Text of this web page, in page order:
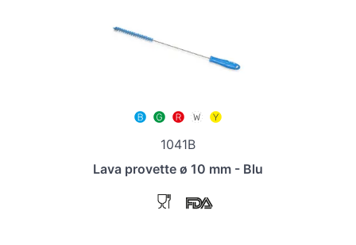
1041B
Lava provette ø 10 mm - Blu